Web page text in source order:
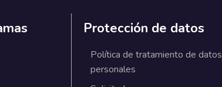
Protección de datos
Política de tratamiento de datos
personales